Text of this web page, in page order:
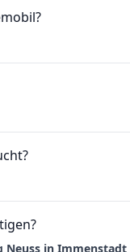
Neuss in Immenstadt